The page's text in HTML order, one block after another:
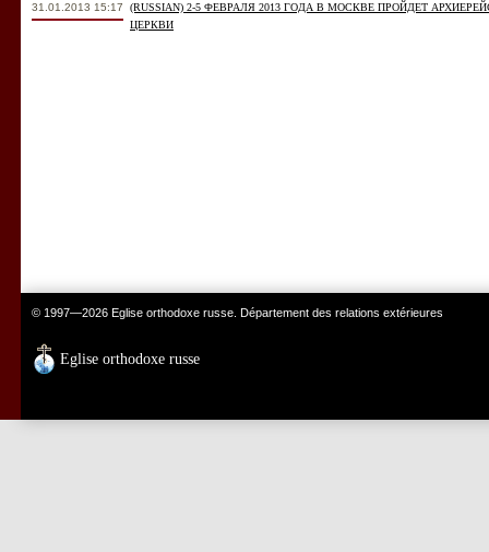
31.01.2013 15:17
(RUSSIAN) 2-5 ФЕВРАЛЯ 2013 ГОДА В МОСКВЕ ПРОЙДЕТ
ЦЕРКВИ
© 1997—2026 Eglise orthodoxe russe. Département des relations extérieures
Eglise orthodoxe russe